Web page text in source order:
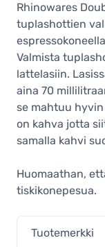
Rhinowares
tuplashottien
Valmista
lattelasiin.
aina 70
se mahtuu
on kahva jotta
samalla kahvi
Huomaathan,
tiskikonepesua.
Tuotemerkki